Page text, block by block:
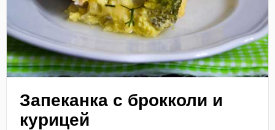
Запеканка с брокколи и
курицей